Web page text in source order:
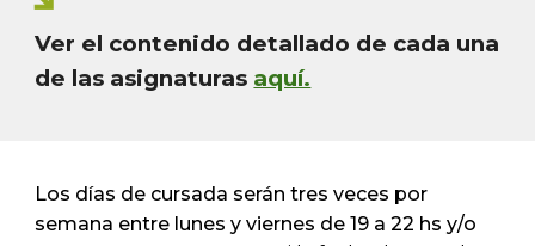
Ver el contenido detallado de cada una
de las asignaturas aquí.
Los días de cursada serán tres veces por
semana entre lunes y viernes de 19 a 22 hs y/o